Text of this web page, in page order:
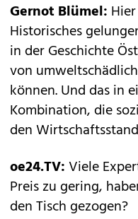
Gernot Blümel:
Historisches
in der Geschichte
von
können. Und das in
Kombination, die
den
oe24.TV:Viele
Preis zu gering,
den Tisch gezogen?